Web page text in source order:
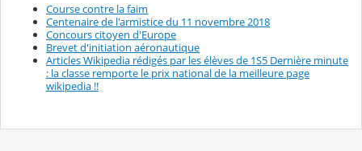
Course contre la faim
Centenaire de l'armistice du 11 novembre 2018
Concours citoyen d'Europe
Brevet d'initiation aéronautique
Articles Wikipedia rédigés par les élèves de 1S5 Dernière minute
: la classe remporte le prix national de la meilleure page
wikipedia !!